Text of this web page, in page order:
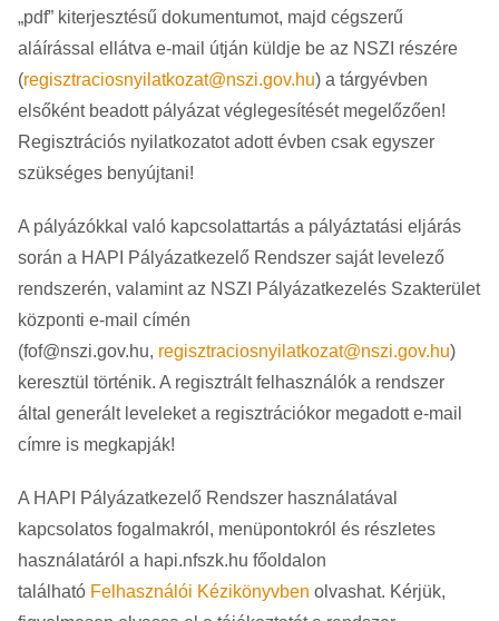
„pdf” kiterjesztésű dokumentumot, majd cégszerű
aláírással ellátva e-mail útján küldje be az NSZI részére
(regisztraciosnyilatkozat@nszi.gov.hu) a tárgyévben
elsőként beadott pályázat véglegesítését megelőzően!
Regisztrációs nyilatkozatot adott évben csak egyszer
szükséges benyújtani!
A pályázókkal való kapcsolattartás a pályáztatási eljárás
során a HAPI Pályázatkezelő Rendszer saját levelező
rendszerén, valamint az NSZI Pályázatkezelés Szakterület
központi e-mail címén
(fof@nszi.gov.hu, regisztraciosnyilatkozat@nszi.gov.hu)
keresztül történik. A regisztrált felhasználók a rendszer
által generált leveleket a regisztrációkor megadott e-mail
címre is megkapják!
A HAPI Pályázatkezelő Rendszer használatával
kapcsolatos fogalmakról, menüpontokról és részletes
használatáról a hapi.nfszk.hu főoldalon
található Felhasználói Kézikönyvben olvashat. Kérjük,